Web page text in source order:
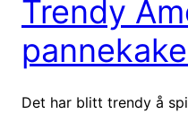
Trendy
Det har blitt trendy å